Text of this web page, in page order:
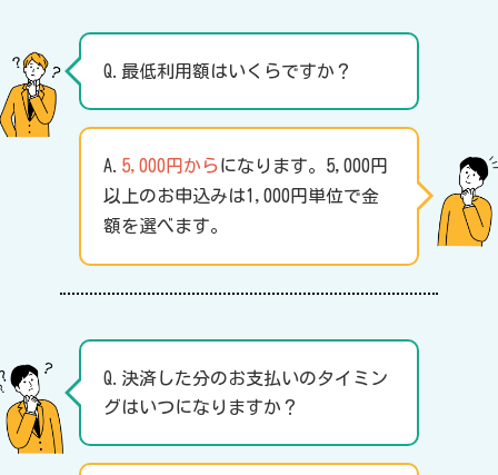
Q.最低利用額はいくらですか？
A. 5,000円からになります。5,000円
以上のお申込みは1,000円単位で金
額を選べます。
Q.決済した分のお支払いのタイミン
グはいつになりますか？